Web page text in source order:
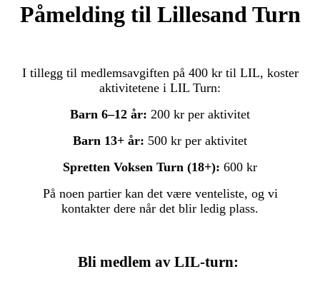
Påmelding til Lillesand Turn
I tillegg til medlemsavgiften på 400 kr til LIL, koster
aktivitetene i LIL Turn:
Barn 6–12 år: 200 kr per aktivitet
Barn 13+ år: 500 kr per aktivitet
Spretten Voksen Turn (18+): 600 kr
På noen partier kan det være venteliste, og vi
kontakter dere når det blir ledig plass.
Bli medlem av LIL-turn: